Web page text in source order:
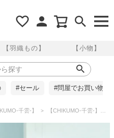
【羽織もの】 【小物】
#セール #問屋でお買い物
千雲-】 【CHIKUMO-千雲-】デニム着物 オーガニック ミルクティ くるり